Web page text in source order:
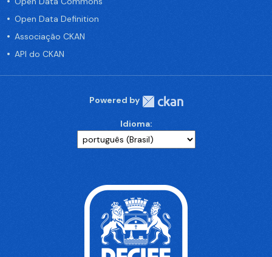
Open Data Definition
Associação CKAN
API do CKAN
Powered by
Idioma